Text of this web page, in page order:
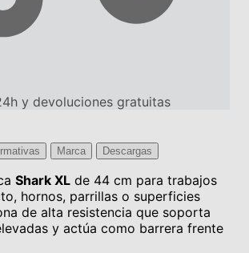
y devoluciones gratuitas
Marca Descargas
Shark XL de 44 cm para trabajos
hornos, parrillas o superficies
de alta resistencia que soporta
y actúa como barrera frente